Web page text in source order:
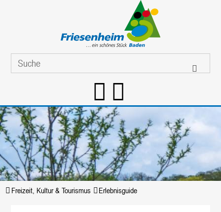
Freizeit, Kultur & Tourismus Erlebnisguide